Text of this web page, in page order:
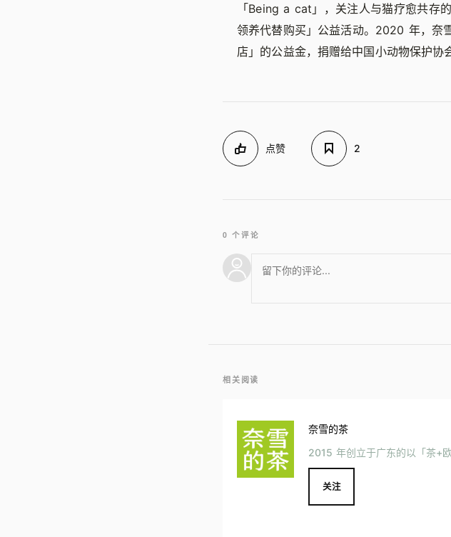
「Being a cat」，关注人与猫疗愈共存
领养代替购买」公益活动。2020 年，奈
店」的公益金，捐赠给中国小动物保护协
点赞 2
0 个评论
相关阅读
奈雪的茶
2015 年创立于广东的以「茶+
关注